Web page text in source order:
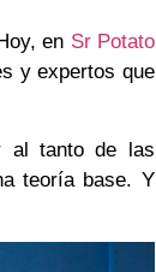
en Sr Potato
y expertos que
al tanto de las
teoría base. Y